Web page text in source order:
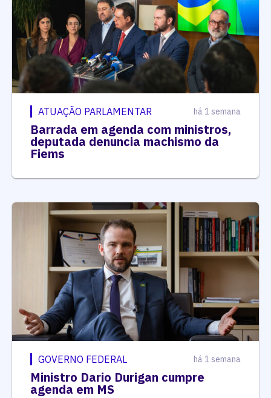
ATUAÇÃO PARLAMENTAR há 1 semana
Barrada em agenda com ministros,
deputada denuncia machismo da
Fiems
GOVERNO FEDERAL há 1 semana
Ministro Dario Durigan cumpre
agenda em MS